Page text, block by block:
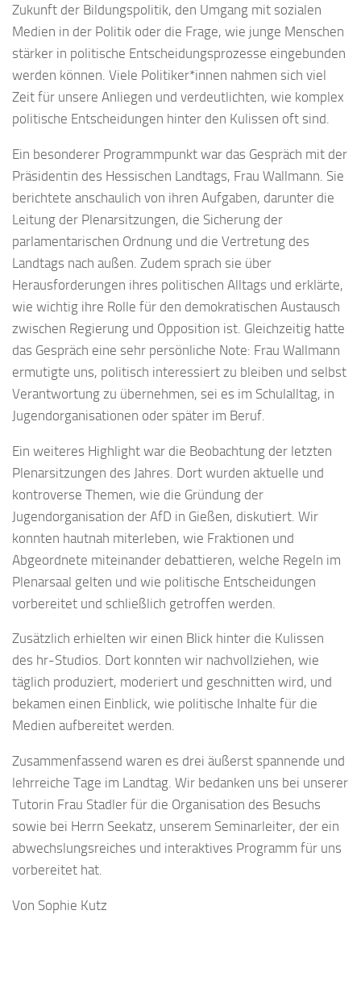
Zukunft der Bildungspolitik, den Umgang mit sozialen
Medien in der Politik oder die Frage, wie junge Menschen
stärker in politische Entscheidungsprozesse eingebunden
werden können. Viele Politiker*innen nahmen sich viel
Zeit für unsere Anliegen und verdeutlichten, wie komplex
politische Entscheidungen hinter den Kulissen oft sind.
Ein besonderer Programmpunkt war das Gespräch mit der
Präsidentin des Hessischen Landtags, Frau Wallmann. Sie
berichtete anschaulich von ihren Aufgaben, darunter die
Leitung der Plenarsitzungen, die Sicherung der
parlamentarischen Ordnung und die Vertretung des
Landtags nach außen. Zudem sprach sie über
Herausforderungen ihres politischen Alltags und erklärte,
wie wichtig ihre Rolle für den demokratischen Austausch
zwischen Regierung und Opposition ist. Gleichzeitig hatte
das Gespräch eine sehr persönliche Note: Frau Wallmann
ermutigte uns, politisch interessiert zu bleiben und selbst
Verantwortung zu übernehmen, sei es im Schulalltag, in
Jugendorganisationen oder später im Beruf.
Ein weiteres Highlight war die Beobachtung der letzten
Plenarsitzungen des Jahres. Dort wurden aktuelle und
kontroverse Themen, wie die Gründung der
Jugendorganisation der AfD in Gießen, diskutiert. Wir
konnten hautnah miterleben, wie Fraktionen und
Abgeordnete miteinander debattieren, welche Regeln im
Plenarsaal gelten und wie politische Entscheidungen
vorbereitet und schließlich getroffen werden.
Zusätzlich erhielten wir einen Blick hinter die Kulissen
des hr-Studios. Dort konnten wir nachvollziehen, wie
täglich produziert, moderiert und geschnitten wird, und
bekamen einen Einblick, wie politische Inhalte für die
Medien aufbereitet werden.
Zusammenfassend waren es drei äußerst spannende und
lehrreiche Tage im Landtag. Wir bedanken uns bei unserer
Tutorin Frau Stadler für die Organisation des Besuchs
sowie bei Herrn Seekatz, unserem Seminarleiter, der ein
abwechslungsreiches und interaktives Programm für uns
vorbereitet hat.
Von Sophie Kutz